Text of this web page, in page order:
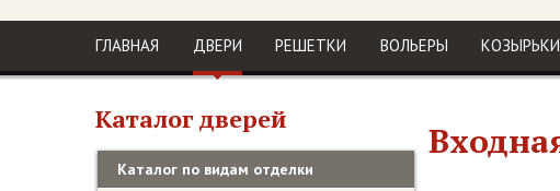
ГЛАВНАЯ ДВЕРИ РЕШЕТКИ ВОЛЬЕРЫ КОЗЫРЬКИ
Каталог дверей
Каталог по видам отделки